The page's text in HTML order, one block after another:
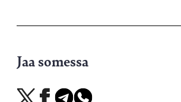
Jaa somessa
Jaa
Jaa
Jaa
Jaa